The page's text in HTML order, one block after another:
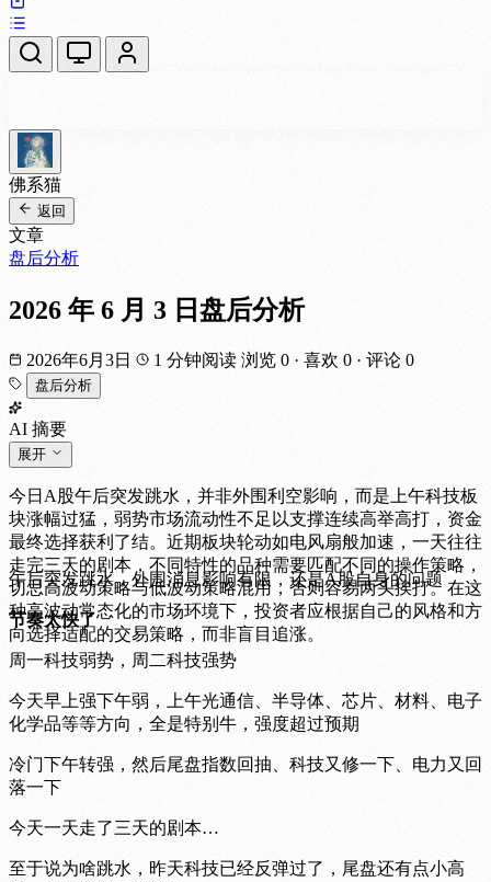
佛系猫
返回
文章
盘后分析
2026 年 6 月 3 日盘后分析
2026年6月3日 1 分钟阅读 浏览 0 · 喜欢 0 · 评论 0
盘后分析
AI 摘要
展开
今日A股午后突发跳水，并非外围利空影响，而是上午科技板
块涨幅过猛，弱势市场流动性不足以支撑连续高举高打，资金
最终选择获利了结。近期板块轮动如电风扇般加速，一天往往
走完三天的剧本，不同特性的品种需要匹配不同的操作策略，
切忌高波动策略与低波动策略混用，否则容易两头挨打。在这
种高波动常态化的市场环境下，投资者应根据自己的风格和方
向选择适配的交易策略，而非盲目追涨。
午后突发跳水，外围消息影响有限，还是A股自身的问题
节奏太快了
周一科技弱势，周二科技强势
今天早上强下午弱，上午光通信、半导体、芯片、材料、电子
化学品等等方向，全是特别牛，强度超过预期
冷门下午转强，然后尾盘指数回抽、科技又修一下、电力又回
落一下
今天一天走了三天的剧本…
至于说为啥跳水，昨天科技已经反弹过了，尾盘还有点小高